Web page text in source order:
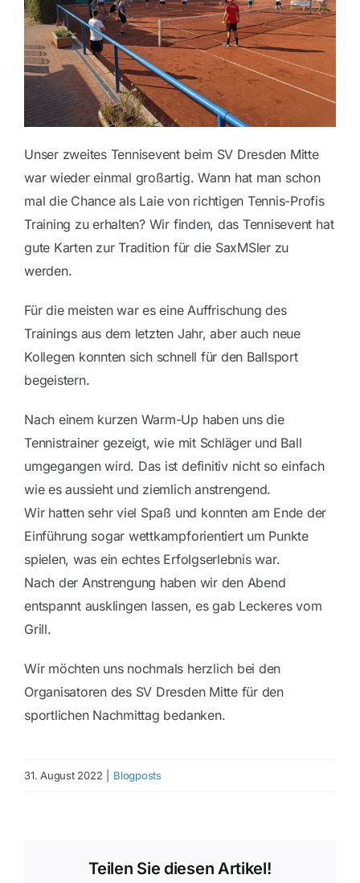
Blog
Kontakt
Unser zweites Tennisevent beim SV Dresden Mitte
war wieder einmal großartig. Wann hat man schon
mal die Chance als Laie von richtigen Tennis-Profis
Training zu erhalten? Wir finden, das Tennisevent hat
gute Karten zur Tradition für die SaxMSler zu
werden.
Für die meisten war es eine Auffrischung des
Trainings aus dem letzten Jahr, aber auch neue
Kollegen konnten sich schnell für den Ballsport
begeistern.
Nach einem kurzen Warm-Up haben uns die
Tennistrainer gezeigt, wie mit Schläger und Ball
umgegangen wird. Das ist definitiv nicht so einfach
wie es aussieht und ziemlich anstrengend.
Wir hatten sehr viel Spaß und konnten am Ende der
Einführung sogar wettkampforientiert um Punkte
spielen, was ein echtes Erfolgserlebnis war.
Nach der Anstrengung haben wir den Abend
entspannt ausklingen lassen, es gab Leckeres vom
Grill.
Wir möchten uns nochmals herzlich bei den
Organisatoren des SV Dresden Mitte für den
sportlichen Nachmittag bedanken.
31. August 2022 Blogposts
Teilen Sie diesen Artikel!